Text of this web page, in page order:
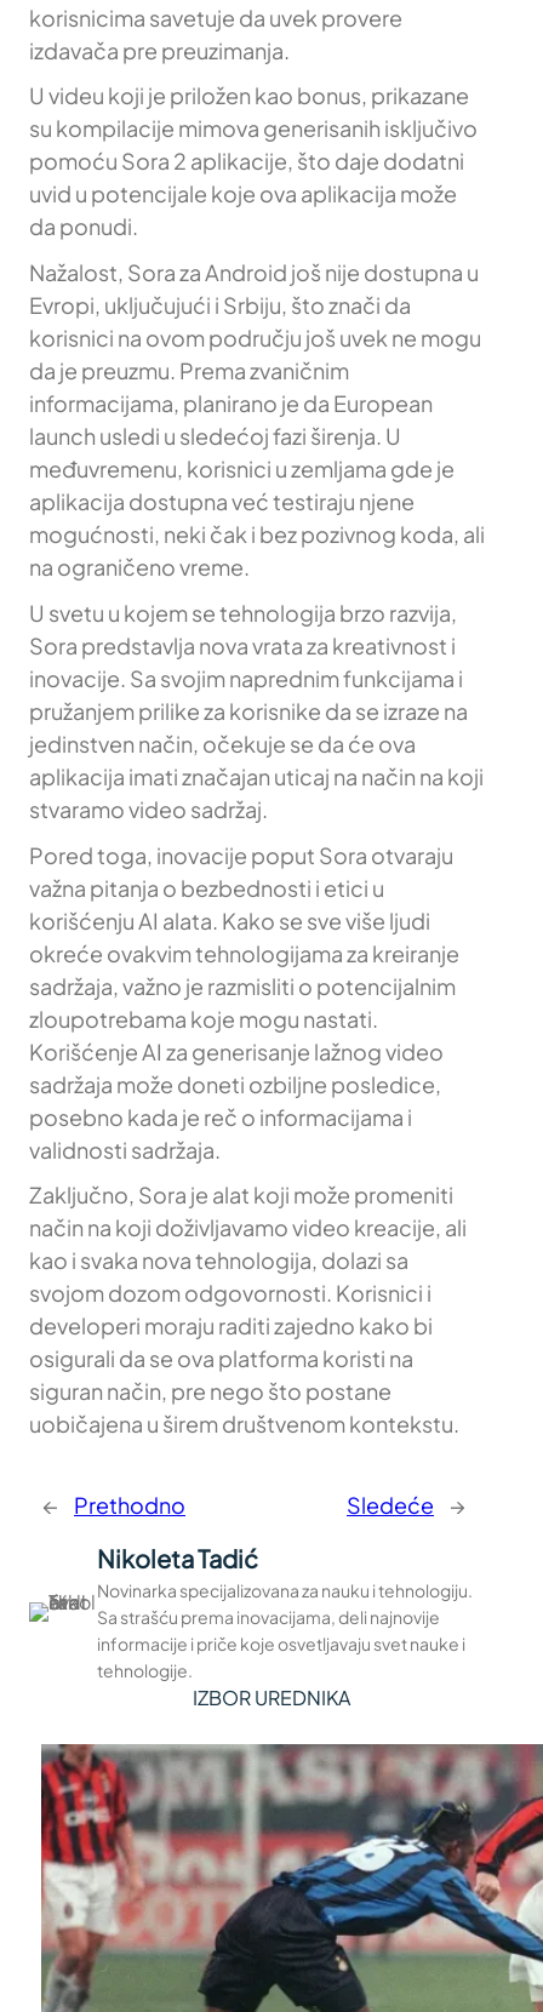
korisnicima savetuje da uvek provere
izdavača pre preuzimanja.
U videu koji je priložen kao bonus, prikazane
su kompilacije mimova generisanih isključivo
pomoću Sora 2 aplikacije, što daje dodatni
uvid u potencijale koje ova aplikacija može
da ponudi.
Nažalost, Sora za Android još nije dostupna u
Evropi, uključujući i Srbiju, što znači da
korisnici na ovom području još uvek ne mogu
da je preuzmu. Prema zvaničnim
informacijama, planirano je da European
launch usledi u sledećoj fazi širenja. U
međuvremenu, korisnici u zemljama gde je
aplikacija dostupna već testiraju njene
mogućnosti, neki čak i bez pozivnog koda, ali
na ograničeno vreme.
U svetu u kojem se tehnologija brzo razvija,
Sora predstavlja nova vrata za kreativnost i
inovacije. Sa svojim naprednim funkcijama i
pružanjem prilike za korisnike da se izraze na
jedinstven način, očekuje se da će ova
aplikacija imati značajan uticaj na način na koji
stvaramo video sadržaj.
Pored toga, inovacije poput Sora otvaraju
važna pitanja o bezbednosti i etici u
korišćenju AI alata. Kako se sve više ljudi
okreće ovakvim tehnologijama za kreiranje
sadržaja, važno je razmisliti o potencijalnim
zloupotrebama koje mogu nastati.
Korišćenje AI za generisanje lažnog video
sadržaja može doneti ozbiljne posledice,
posebno kada je reč o informacijama i
validnosti sadržaja.
Zaključno, Sora je alat koji može promeniti
način na koji doživljavamo video kreacije, ali
kao i svaka nova tehnologija, dolazi sa
svojom dozom odgovornosti. Korisnici i
developeri moraju raditi zajedno kako bi
osigurali da se ova platforma koristi na
siguran način, pre nego što postane
uobičajena u širem društvenom kontekstu.
← Prethodno Sledeće →
Nikoleta Tadić
Novinarka specijalizovana za nauku i tehnologiju.
Sa strašću prema inovacijama, deli najnovije
informacije i priče koje osvetljavaju svet nauke i
tehnologije.
IZBOR UREDNIKA